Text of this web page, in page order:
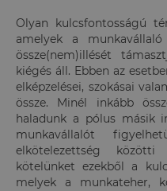
Olyan kulcsfontosságú
amelyek a
össze(nem)illését
kiégés áll. Ebben az
elképzelései, szokásai
össze. Minél inkább
haladunk a pólus másik
munkavállalót
elkötelezettség
kötelünket ezekből a
melyek a munkateher,